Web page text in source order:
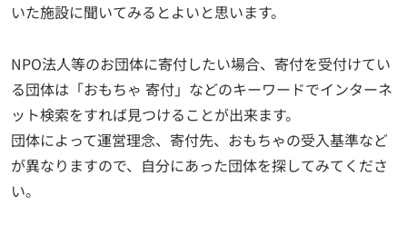
いた施設に聞いてみるとよいと思います。
NPO法人等のお団体に寄付したい場合、寄付を受付けてい
る団体は「おもちゃ 寄付」などのキーワードでインターネ
ット検索をすれば見つけることが出来ます。
団体によって運営理念、寄付先、おもちゃの受入基準など
が異なりますので、自分にあった団体を探してみてくださ
い。